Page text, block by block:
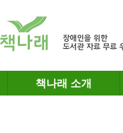
책나래 소개